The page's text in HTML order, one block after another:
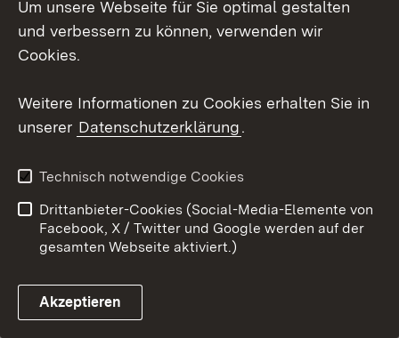
Passepartout. Der Rahmen kann sowohl an der
Wand aufgehängt, als auch als freistehende
Mit dem zeitaktuellen Wandel der thematischen
ändern sich auch jährlich die Motive des
Bioökonomiepreises und präsentieren in deren
Gesamtschau die Vielschichtigkeit und Diversität
des gesamten Themengebietes.
Das Motiv2022
Um unsere Webseite für Sie optimal gestalten
und verbessern zu können, verwenden wir
Cookies.
Weitere Informationen zu Cookies erhalten Sie in
unserer Datenschutzerklärung.
Technisch notwendige Cookies
Drittanbieter-Cookies (Social-Media-Elemente von
Facebook, X / Twitter und Google werden auf der
gesamten Webseite aktiviert.)
Akzeptieren